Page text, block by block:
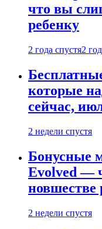
что вы
ребенку
2 года спустя2
которые
сейчас,
2 недели спустя
Бонусные
Evolved —
новшестве
2 недели спустя